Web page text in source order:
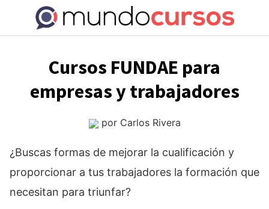
contenido
Cursos FUNDAE para
empresas y trabajadores
por Carlos Rivera
¿Buscas formas de mejorar la cualificación y
proporcionar a tus trabajadores la formación que
necesitan para triunfar?